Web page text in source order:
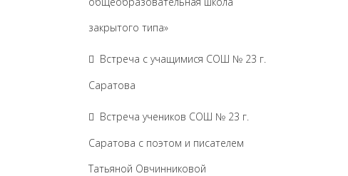
закрытого типа»
Встреча с учащимися СОШ № 23 г.
Саратова
Встреча учеников СОШ № 23 г.
Саратова с поэтом и писателем
Татьяной Овчинниковой